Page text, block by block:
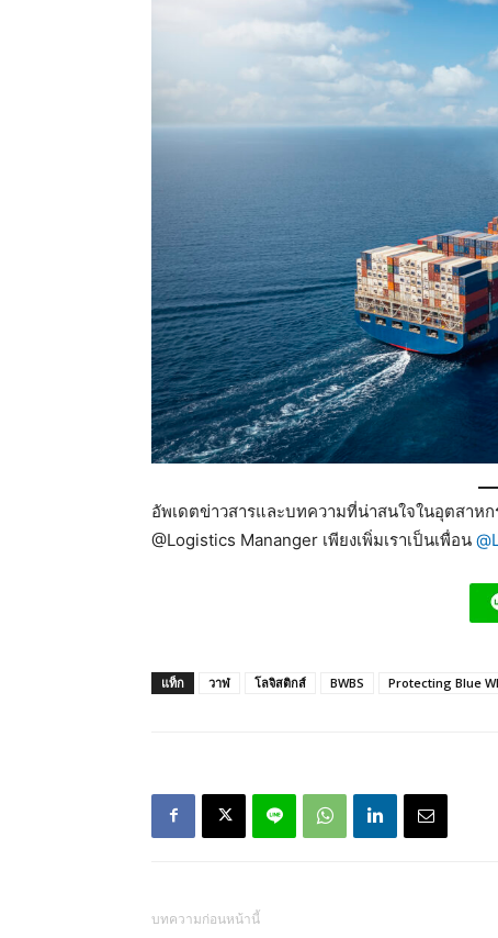
อัพเดตข่าวสารและบทความที่น่าสนใจในอุตสาห
@Logistics Mananger เพียงเพิ่มเราเป็นเพื่อน
แท็ก วาฬ โลจิสติกส์ BWBS Protecting Blue
บทความก่อนหน้านี้